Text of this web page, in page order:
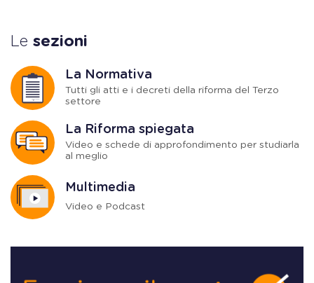
Le sezioni
La Normativa
Tutti gli atti e i decreti della riforma del Terzo
settore
La Riforma spiegata
Video e schede di approfondimento per studiarla
al meglio
Multimedia
Video e Podcast